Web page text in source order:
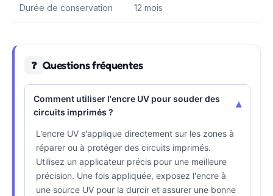
Durée de conservation 12 mois
❓ Questions fréquentes
Comment utiliser l'encre UV pour souder des
circuits imprimés ?
▾
L'encre UV s'applique directement sur les zones à
réparer ou à protéger des circuits imprimés.
Utilisez un applicateur précis pour une meilleure
précision. Une fois appliquée, exposez l'encre à
une source UV pour la durcir et assurer une bonne